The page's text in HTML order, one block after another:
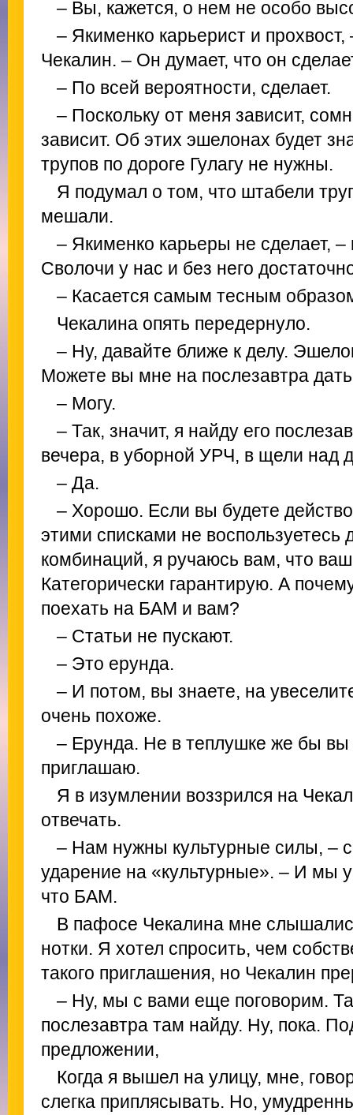
– Вы, кажется, о нем не особо
– Якименко карьерист и прохвост,
Чекалин. – Он думает, что он
– По всей вероятности, сделает.
– Поскольку от меня зависит,
зависит. Об этих эшелонах будет
трупов по дороге Гулагу не нужны.
Я подумал о том, что штабели
мешали.
– Якименко карьеры не сделает,
Сволочи у нас и без него
– Касается самым тесным
Чекалина опять передернуло.
– Ну, давайте ближе к делу.
Можете вы мне на послезавтра
– Могу.
– Так, значит, я найду его
вечера, в уборной УРЧ, в щели над
– Да.
– Хорошо. Если вы будете
этими списками не воспользуетесь
комбинаций, я ручаюсь вам, что
Категорически гарантирую. А
поехать на БАМ и вам?
– Статьи не пускают.
– Это ерунда.
– И потом, вы знаете, на
очень похоже.
– Ерунда. Не в теплушке же бы вы
приглашаю.
Я в изумлении воззрился на
отвечать.
– Нам нужны культурные силы, –
ударение на «культурные». – И мы
что БАМ.
В пафосе Чекалина мне
нотки. Я хотел спросить, чем
такого приглашения, но Чекалин
– Ну, мы с вами еще поговорим.
послезавтра там найду. Ну, пока.
предложении,
Когда я вышел на улицу, мне,
слегка приплясывать. Но,